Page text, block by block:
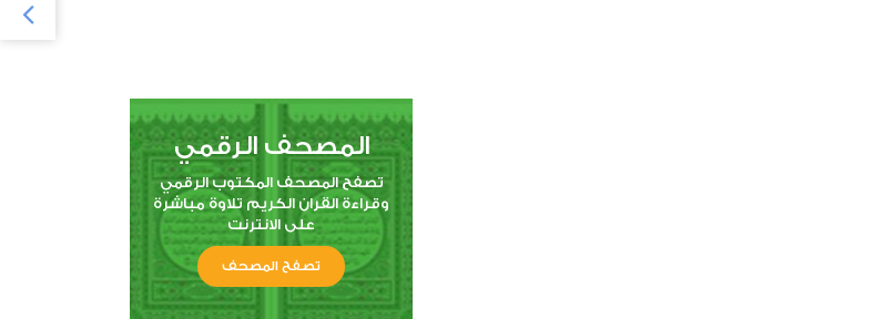
المصحف الرقمي
تصفح المصحف المكتوب الرقمي
وقراءة القران الكريم تلاوة مباشرة
على الانترنت
تصفح المصحف